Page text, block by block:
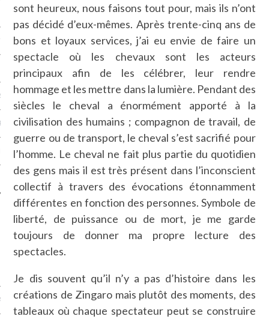
CARAVELLE
sont heureux, nous faisons tout pour, mais ils n’ont
pas décidé d’eux-mêmes. Après trente-cinq ans de
bons et loyaux services, j’ai eu envie de faire un
spectacle où les chevaux sont les acteurs
principaux afin de les célébrer, leur rendre
hommage et les mettre dans la lumière. Pendant des
siècles le cheval a énormément apporté à la
civilisation des humains ; compagnon de travail, de
guerre ou de transport, le cheval s’est sacrifié pour
l’homme. Le cheval ne fait plus partie du quotidien
des gens mais il est très présent dans l’inconscient
collectif à travers des évocations étonnamment
différentes en fonction des personnes. Symbole de
liberté, de puissance ou de mort, je me garde
toujours de donner ma propre lecture des
spectacles.
Je dis souvent qu’il n’y a pas d’histoire dans les
créations de Zingaro mais plutôt des moments, des
tableaux où chaque spectateur peut se construire